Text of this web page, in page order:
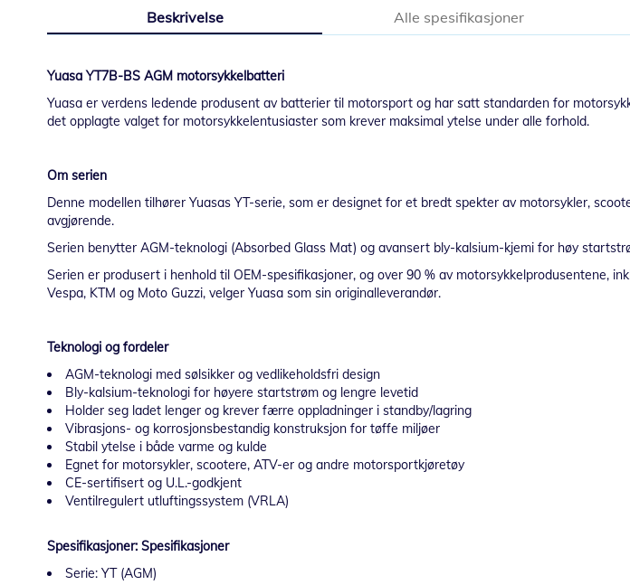
av
Beskrivelse
Yuasa YT7B-BS AGM motorsykkelbatteri
Yuasa er verdens ledende produsent av batterier til motorsport og har satt standarden for
det opplagte valget for motorsykkelentusiaster som krever maksimal ytelse under alle forhold.
Om serien
Denne modellen tilhører Yuasas YT-serie, som er designet for et bredt spekter av motorsykler,
avgjørende.
Serien benytter AGM-teknologi (Absorbed Glass Mat) og avansert bly-kalsium-kjemi for høy
Serien er produsert i henhold til OEM-spesifikasjoner, og over 90 % av motorsykkelprodusentene,
Vespa, KTM og Moto Guzzi, velger Yuasa som sin originalleverandør.
Teknologi og fordeler
AGM-teknologi med sølsikker og vedlikeholdsfri design
Bly-kalsium-teknologi for høyere startstrøm og lengre levetid
Holder seg ladet lenger og krever færre oppladninger i standby/lagring
Vibrasjons- og korrosjonsbestandig konstruksjon for tøffe miljøer
Stabil ytelse i både varme og kulde
Egnet for motorsykler, scootere, ATV-er og andre motorsportkjøretøy
CE-sertifisert og U.L.-godkjent
Ventilregulert utluftingssystem (VRLA)
Spesifikasjoner: Spesifikasjoner
Serie: YT (AGM)
Alle spesifikasjoner